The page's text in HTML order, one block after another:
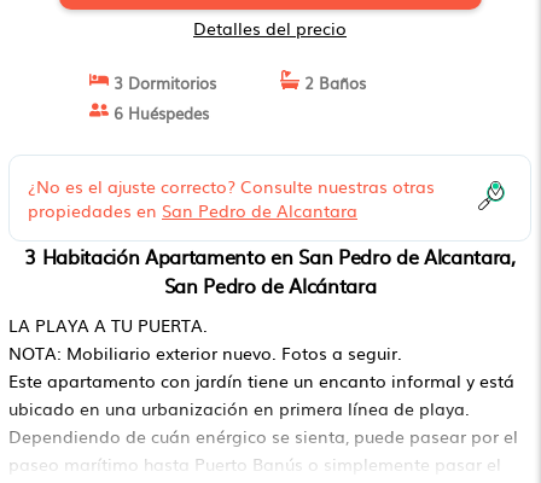
Detalles del precio
3 Dormitorios
2 Baños
6 Huéspedes
¿No es el ajuste correcto? Consulte nuestras otras
propiedades en San Pedro de Alcantara
3 Habitación Apartamento en San Pedro de Alcantara,
San Pedro de Alcántara
LA PLAYA A TU PUERTA.
NOTA: Mobiliario exterior nuevo. Fotos a seguir.
Este apartamento con jardín tiene un encanto informal y está
ubicado en una urbanización en primera línea de playa.
Dependiendo de cuán enérgico se sienta, puede pasear por el
paseo marítimo hasta Puerto Banús o simplemente pasar el